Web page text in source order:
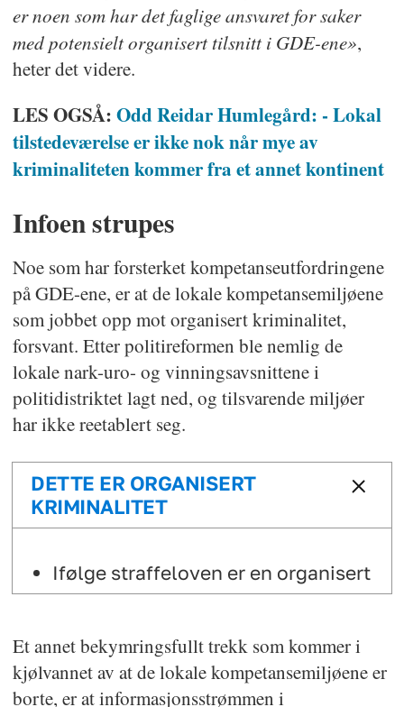
er noen som har det faglige ansvaret for saker
med potensielt organisert tilsnitt i GDE-ene»,
heter det videre.
LES OGSÅ:Odd Reidar Humlegård: - Lokal
tilstedeværelse er ikke nok når mye av
kriminaliteten kommer fra et annet kontinent
Infoen strupes
Noe som har forsterket kompetanseutfordringene
på GDE-ene, er at de lokale kompetansemiljøene
som jobbet opp mot organisert kriminalitet,
forsvant. Etter politireformen ble nemlig de
lokale nark-uro- og vinningsavsnittene i
politidistriktet lagt ned, og tilsvarende miljøer
har ikke reetablert seg.
DETTE ER ORGANISERT
KRIMINALITET
Ifølge straffeloven er en organisert
kriminell gruppe «et samarbeid
som har som hovedformål å begå
en handling som kan straffes med
Et annet bekymringsfullt trekk som kommer i
kjølvannet av at de lokale kompetansemiljøene er
borte, er at informasjonsstrømmen i